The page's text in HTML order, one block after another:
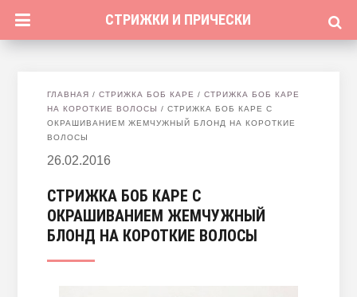
СТРИЖКИ И ПРИЧЕСКИ
ГЛАВНАЯ / СТРИЖКА БОБ КАРЕ / СТРИЖКА БОБ КАРЕ
НА КОРОТКИЕ ВОЛОСЫ / СТРИЖКА БОБ КАРЕ С
ОКРАШИВАНИЕМ ЖЕМЧУЖНЫЙ БЛОНД НА КОРОТКИЕ
ВОЛОСЫ
26.02.2016
СТРИЖКА БОБ КАРЕ С
ОКРАШИВАНИЕМ ЖЕМЧУЖНЫЙ
БЛОНД НА КОРОТКИЕ ВОЛОСЫ